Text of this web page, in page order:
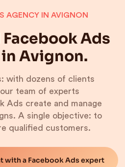
AGENCY IN AVIGNON
Ads
Avignon.
with dozens of clients
team of experts
Ads create and manage
A single objective: to
qualified customers.
with a Facebook Ads expert